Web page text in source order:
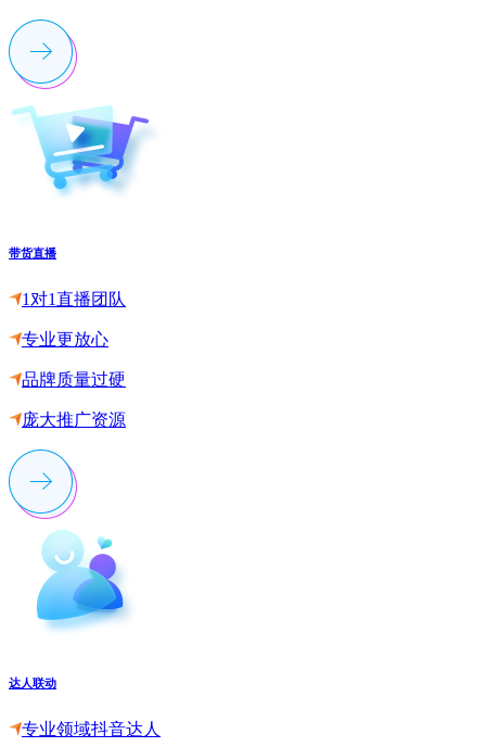
带货直播
1对1直播团队
专业更放心
品牌质量过硬
庞大推广资源
达人联动
专业领域抖音达人